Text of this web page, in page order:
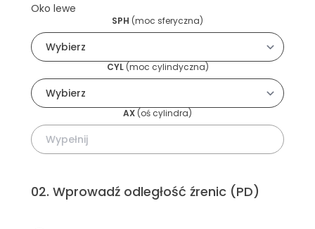
Oko lewe
SPH (moc sferyczna)
CYL(moc cylindyczna)
AX (oś cylindra)
02. Wprowadź odległość źrenic (PD)